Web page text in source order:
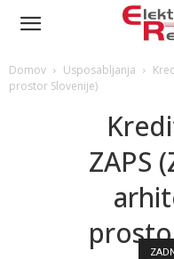
Domov Usposabljanja
prostor Slovenije)
ZAPS